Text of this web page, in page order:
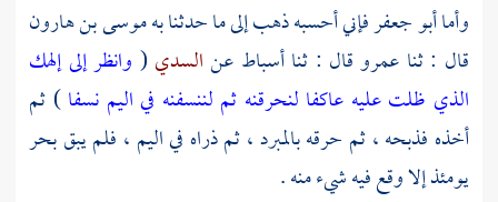
وأماأبو جعفرفإني أحسبه ذهب إلى ما حدثنا بهموسى بن هارون
قال : ثنا عمروقال : ثناأسباط عنالسدي ( وانظر إلى إلهك
الذي ظلت عليه عاكفا لنحرقنه ثم لننسفنه في اليم نسفا) ثم
أخذه فذبحه ، ثم حرقه بالمبرد ، ثم ذراه في اليم ، فلم يبق بحر
يومئذ إلا وقع فيه شيء منه .